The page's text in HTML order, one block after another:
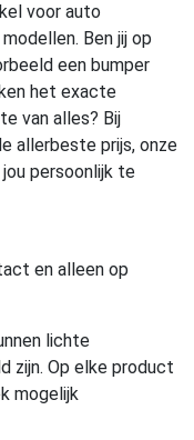
voor auto
Ben jij op
een bumper
het exacte
van alles? Bij
allerbeste prijs, onze
persoonlijk te
en alleen op
lichte
zijn. Op elke product
mogelijk